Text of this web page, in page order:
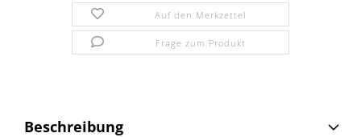
Auf den Merkzettel
Frage zum Produkt
Beschreibung